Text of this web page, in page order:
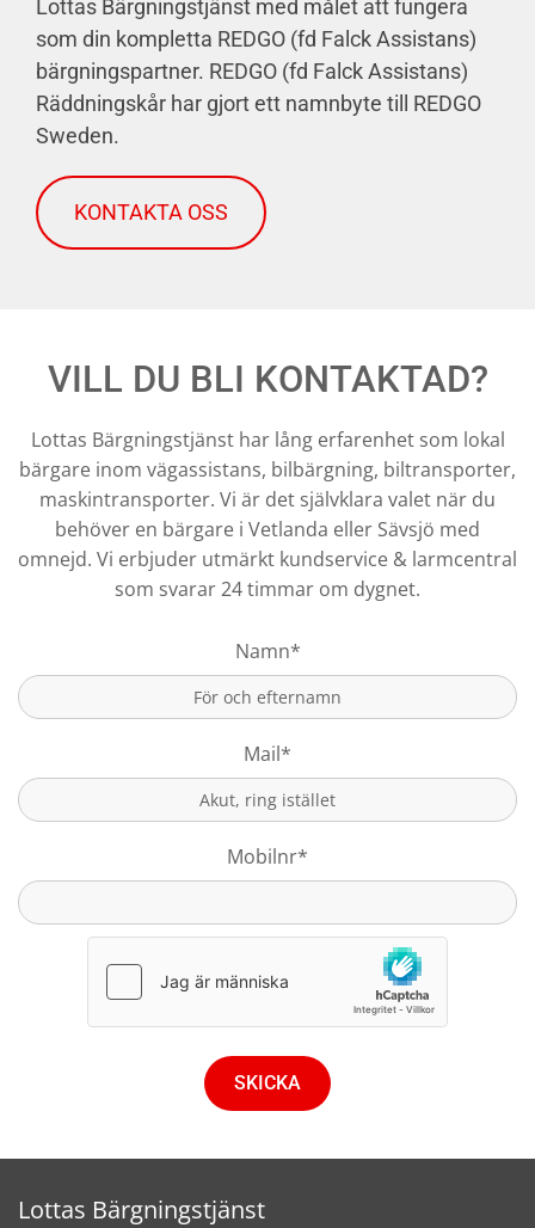
Lottas Bärgningstjänst med målet att fungera
som din kompletta REDGO (fd Falck Assistans)
bärgningspartner. REDGO (fd Falck Assistans)
Räddningskår har gjort ett namnbyte till REDGO
Sweden.
KONTAKTA OSS
VILL DU BLI KONTAKTAD?
Lottas Bärgningstjänst har lång erfarenhet som lokal
bärgare inom vägassistans, bilbärgning, biltransporter,
maskintransporter. Vi är det självklara valet när du
behöver en bärgare i Vetlanda eller Sävsjö med
omnejd. Vi erbjuder utmärkt kundservice & larmcentral
som svarar 24 timmar om dygnet.
Namn*
Mail*
Mobilnr*
Lottas Bärgningstjänst